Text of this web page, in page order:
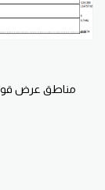
مناطق عرض قوية